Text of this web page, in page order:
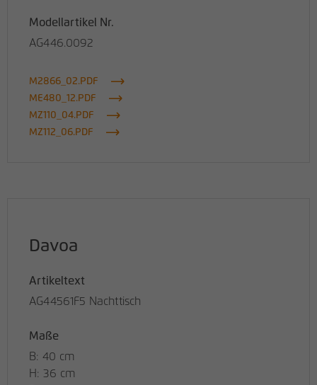
Modellartikel Nr.
AG446.0092
M2866_02.PDF
ME480_12.PDF
MZ110_04.PDF
MZ112_06.PDF
Davoa
Artikeltext
AG44561F5 Nachttisch
Maße
B: 40 cm
H: 36 cm